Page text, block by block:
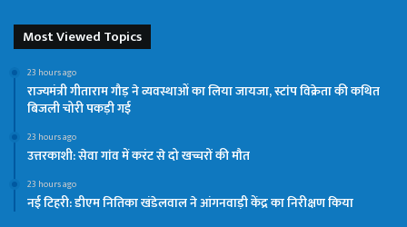
Most Viewed Topics
23 hours ago
राज्यमंत्री गीताराम गौड़ ने व्यवस्थाओं का लिया जायजा, स्टांप विक्रेता की कथित
बिजली चोरी पकड़ी गई
23 hours ago
उत्तरकाशी: सेवा गांव में करंट से दो खच्चरों की मौत
23 hours ago
नई टिहरी: डीएम नितिका खंडेलवाल ने आंगनवाड़ी केंद्र का निरीक्षण किया